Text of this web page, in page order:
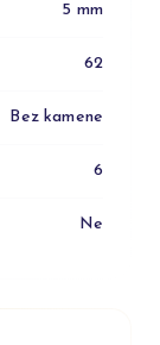
5 mm
62
Bez kamene
6
Ne